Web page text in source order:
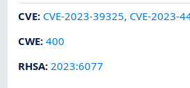
CVE: CVE-2023-39325, CVE-2023-
CWE:400
RHSA:2023:6077